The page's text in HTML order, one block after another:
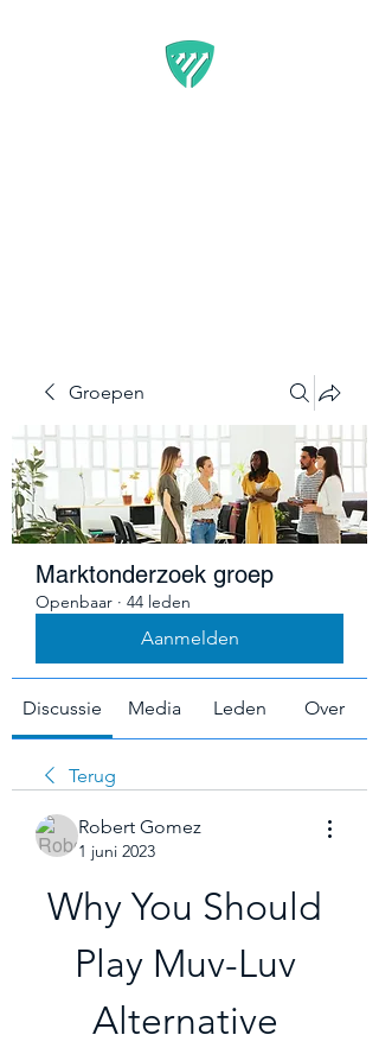
Groepen
Marktonderzoek groep
Openbaar · 44 leden
Aanmelden
Discussie Media Leden Over
Terug
Robert Gomez
1 juni 2023
Why You Should
Play Muv-Luv
Alternative